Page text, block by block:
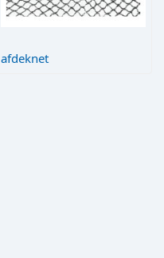
afdeknet